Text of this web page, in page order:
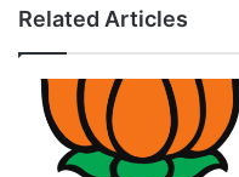
Related Articles